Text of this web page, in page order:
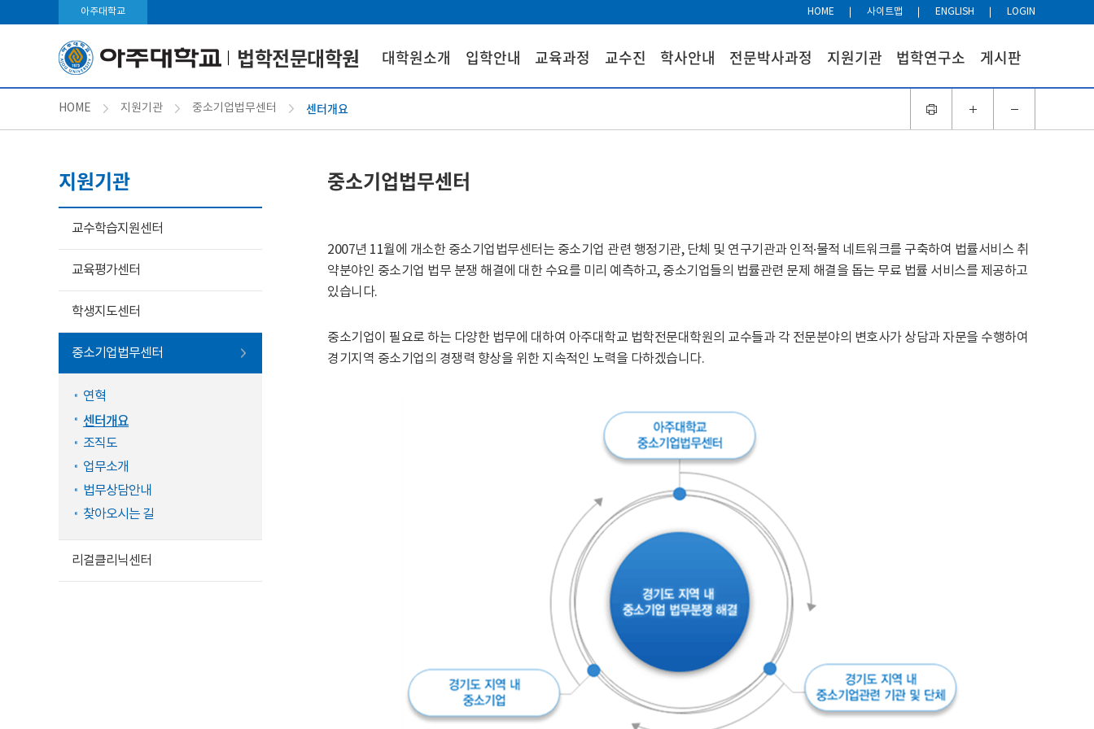
아주대학교 HOME 사이트맵 ENGLISH LOGIN
법학전문대학원 대학원소개 입학안내 교육과정 교수진 학사안내 전문박사과정 지원기관 법학연구소 게시판
HOME 지원기관 중소기업법무센터 센터개요
지원기관
교수학습지원센터
교육평가센터
학생지도센터
중소기업법무센터
연혁
센터개요
조직도
업무소개
법무상담안내
찾아오시는 길
리걸클리닉센터
중소기업법무센터
2007년 11월에 개소한 중소기업법무센터는 중소기업 관련 행정기관, 단체 및 연구기관과 인적·물적 네트워크를 구축하여 법률서비스 취
약분야인 중소기업 법무 분쟁 해결에 대한 수요를 미리 예측하고, 중소기업들의 법률관련 문제 해결을 돕는 무료 법률 서비스를 제공하고
있습니다.
중소기업이 필요로 하는 다양한 법무에 대하여 아주대학교 법학전문대학원의 교수들과 각 전문분야의 변호사가 상담과 자문을 수행하여
경기지역 중소기업의 경쟁력 향상을 위한 지속적인 노력을 다하겠습니다.